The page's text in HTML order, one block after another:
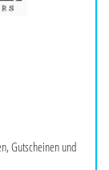
Gutscheinen und